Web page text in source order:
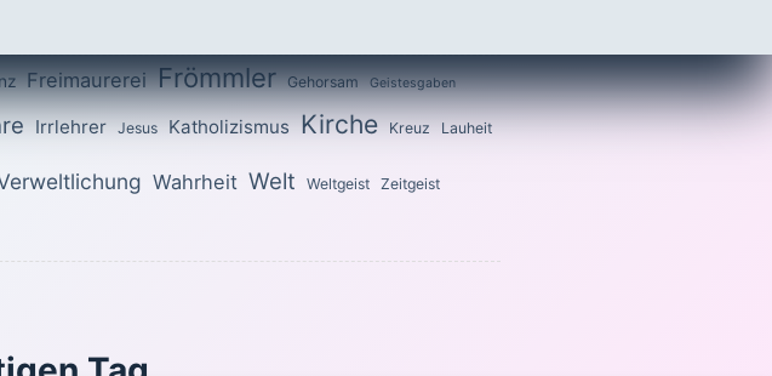
Freimaurerei Frömmler Gehorsam Geistesgaben
Irrlehrer Jesus Katholizismus Kirche Kreuz Lauheit
Wahrheit Welt Weltgeist Zeitgeist